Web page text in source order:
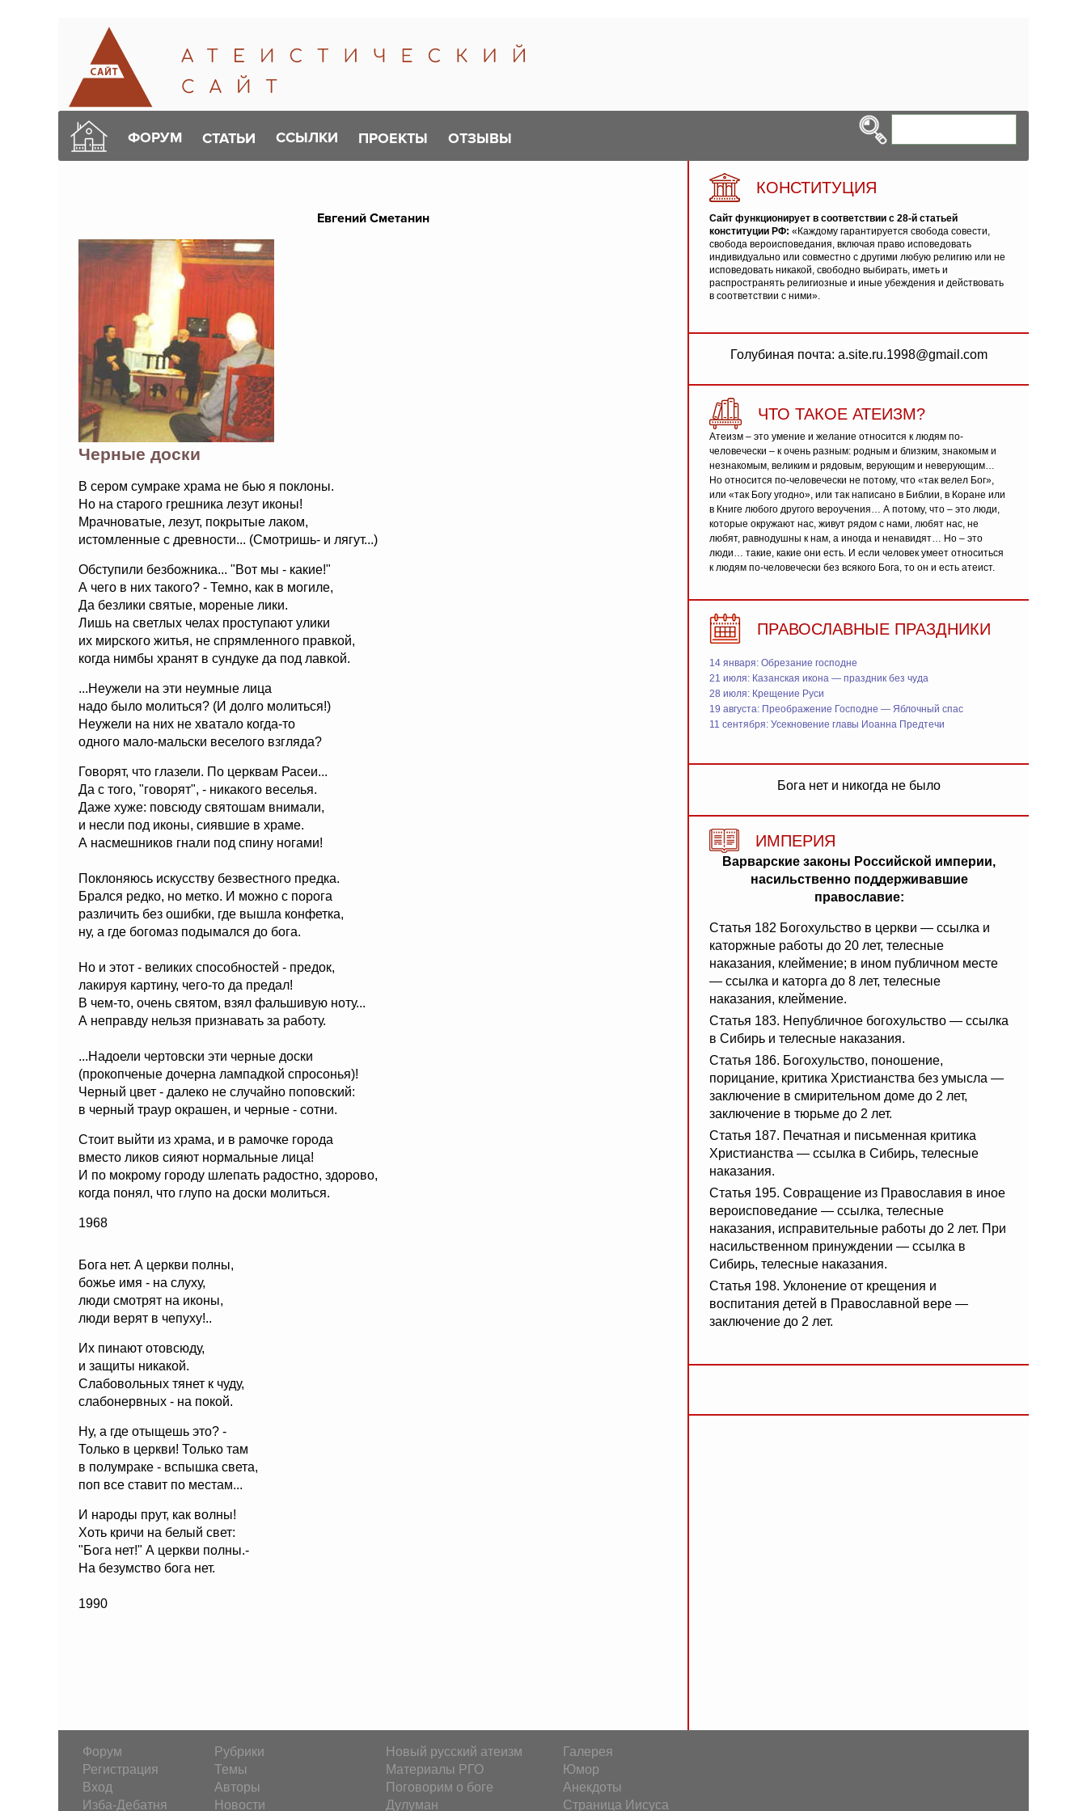
ФОРУМ СТАТЬИ ССЫЛКИ ПРОЕКТЫ ОТЗЫВЫ
Евгений Сметанин
Черные доски
В сером сумраке храма не бью я поклоны.
Но на старого грешника лезут иконы!
Мрачноватые, лезут, покрытые лаком,
истомленные с древности... (Смотришь- и лягут...)
Обступили безбожника... "Вот мы - какие!"
А чего в них такого? - Темно, как в могиле,
Да безлики святые, мореные лики.
Лишь на светлых челах проступают улики
их мирского житья, не спрямленного правкой,
когда нимбы хранят в сундуке да под лавкой.
...Неужели на эти неумные лица
надо было молиться? (И долго молиться!)
Неужели на них не хватало когда-то
одного мало-мальски веселого взгляда?
Говорят, что глазели. По церквам Расеи...
Да с того, "говорят", - никакого веселья.
Даже хуже: повсюду святошам внимали,
и несли под иконы, сиявшие в храме.
А насмешников гнали под спину ногами!
Поклоняюсь искусству безвестного предка.
Брался редко, но метко. И можно с порога
различить без ошибки, где вышла конфетка,
ну, а где богомаз подымался до бога.
Но и этот - великих способностей - предок,
лакируя картину, чего-то да предал!
В чем-то, очень святом, взял фальшивую ноту...
А неправду нельзя признавать за работу.
...Надоели чертовски эти черные доски
(прокопченые дочерна лампадкой спросонья)!
Черный цвет - далеко не случайно поповский:
в черный траур окрашен, и черные - сотни.
Стоит выйти из храма, и в рамочке города
вместо ликов сияют нормальные лица!
И по мокрому городу шлепать радостно, здорово,
когда понял, что глупо на доски молиться.
1968
Бога нет. А церкви полны,
божье имя - на слуху,
люди смотрят на иконы,
люди верят в чепуху!..
Их пинают отовсюду,
и защиты никакой.
Слабовольных тянет к чуду,
слабонервных - на покой.
Ну, а где отыщешь это? -
Только в церкви! Только там
в полумраке - вспышка света,
поп все ставит по местам...
И народы прут, как волны!
Хоть кричи на белый свет:
"Бога нет!" А церкви полны.-
На безумство бога нет.
1990
КОНСТИТУЦИЯ
Сайт функционирует в соответствии с 28-й статьей
конституции РФ: «Каждому гарантируется свобода совести,
свобода вероисповедания, включая право исповедовать
индивидуально или совместно с другими любую религию или не
исповедовать никакой, свободно выбирать, иметь и
распространять религиозные и иные убеждения и действовать
в соответствии с ними».
Голубиная почта: a.site.ru.1998@gmail.com
ЧТО ТАКОЕ АТЕИЗМ?
Атеизм – это умение и желание относится к людям по-
человечески – к очень разным: родным и близким, знакомым и
незнакомым, великим и рядовым, верующим и неверующим…
Но относится по-человечески не потому, что «так велел Бог»,
или «так Богу угодно», или так написано в Библии, в Коране или
в Книге любого другого вероучения… А потому, что – это люди,
которые окружают нас, живут рядом с нами, любят нас, не
любят, равнодушны к нам, а иногда и ненавидят… Но – это
люди… такие, какие они есть. И если человек умеет относиться
к людям по-человечески без всякого Бога, то он и есть атеист.
ПРАВОСЛАВНЫЕ ПРАЗДНИКИ
14 января: Обрезание господне
21 июля: Казанская икона — праздник без чуда
28 июля: Крещение Руси
19 августа: Преображение Господне — Яблочный спас
11 сентября: Усекновение главы Иоанна Предтечи
Бога нет и никогда не было
ИМПЕРИЯ
Варварские законы Российской империи,
насильственно поддерживавшие
православие:
Статья 182 Богохульство в церкви — ссылка и
каторжные работы до 20 лет, телесные
наказания, клеймение; в ином публичном месте
— ссылка и каторга до 8 лет, телесные
наказания, клеймение.
Статья 183. Непубличное богохульство — ссылка
в Сибирь и телесные наказания.
Статья 186. Богохульство, поношение,
порицание, критика Христианства без умысла —
заключение в смирительном доме до 2 лет,
заключение в тюрьме до 2 лет.
Статья 187. Печатная и письменная критика
Христианства — ссылка в Сибирь, телесные
наказания.
Статья 195. Совращение из Православия в иное
вероисповедание — ссылка, телесные
наказания, исправительные работы до 2 лет. При
насильственном принуждении — ссылка в
Сибирь, телесные наказания.
Статья 198. Уклонение от крещения и
воспитания детей в Православной вере —
заключение до 2 лет.
Форум
Регистрация
Вход
Изба-Дебатня
Рубрики
Темы
Авторы
Новости
Новый русский атеизм
Материалы РГО
Поговорим о боге
Дулуман
Галерея
Юмор
Анекдоты
Страница Иисуса